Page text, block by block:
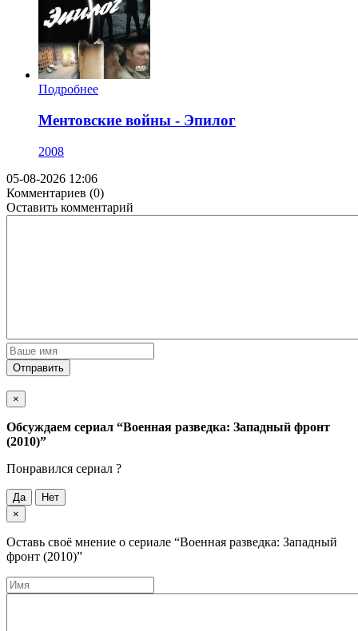
Подробнее
Ментовские войны - Эпилог
2008
05-08-2026 12:06
Комментариев (0)
Оставить комментарий
Отправить
×
Обсуждаем cериал “Военная разведка: Западный фронт
(2010)”
Понравился cериал ?
Да
Нет
×
Оставь своё мнение о cериале “Военная разведка: Западный
фронт (2010)”